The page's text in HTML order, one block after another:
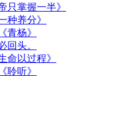
只掌握一半》
种养分》
青杨》
回头。
命以过程》
聆听》